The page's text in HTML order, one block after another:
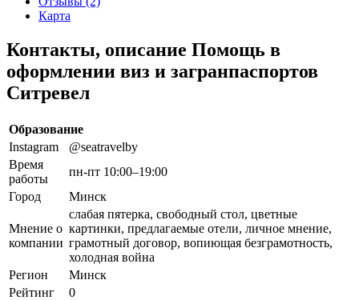
Карта
Контакты, описание Помощь в
оформлении виз и загранпаспортов
Ситревел
Образование
Instagram
@seatravelby
Время
работы
пн-пт 10:00–19:00
Город
Минск
Мнение о
компании
слабая пятерка, свободный стол, цветные
картинки, предлагаемые отели, личное мнение,
грамотный договор, вопиющая безграмотность,
холодная война
Регион
Минск
Рейтинг
0